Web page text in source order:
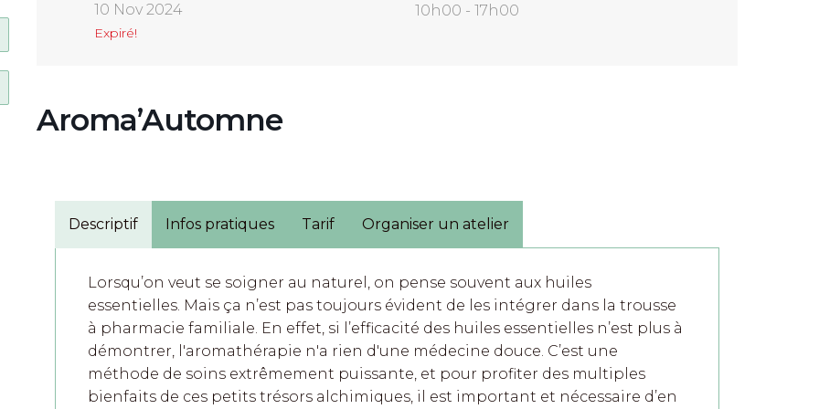
10 Nov 2024
Expiré!
10h00 - 17h00
Aroma’Automne
Descriptif Infos pratiques Tarif Organiser un atelier
Lorsqu’on veut se soigner au naturel, on pense souvent aux huiles
essentielles. Mais ça n’est pas toujours évident de les intégrer dans la trousse
à pharmacie familiale. En effet, si l’efficacité des huiles essentielles n’est plus à
démontrer, l'aromathérapie n'a rien d'une médecine douce. C’est une
méthode de soins extrêmement puissante, et pour profiter des multiples
bienfaits de ces petits trésors alchimiques, il est important et nécessaire d’en